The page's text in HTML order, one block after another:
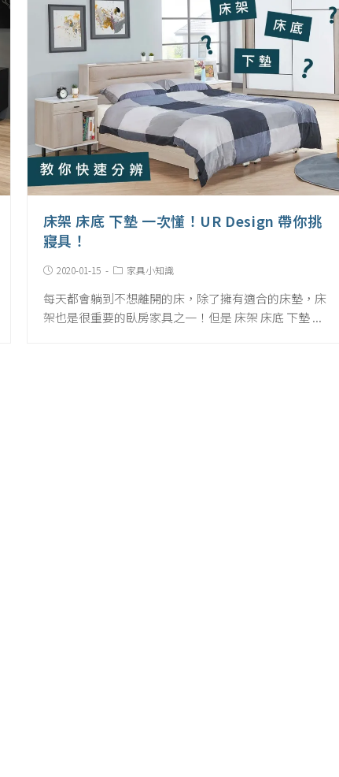
床架 床底 下墊 一次懂！UR Design 帶你挑
寢具！
Post2020-01-15
Post家具小知識
每天都會躺到不想離開的床，除了擁有適合的床墊，床
架也是很重要的臥房家具之一！但是 床架 床底 下墊 ...